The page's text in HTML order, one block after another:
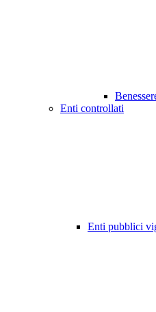
Enti controllati
Enti pubblici